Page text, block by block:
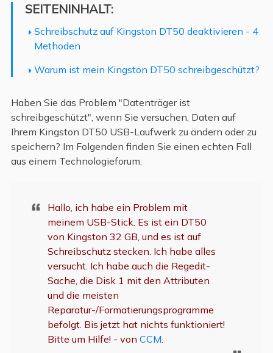
SEITENINHALT:
Schreibschutz auf Kingston DT50 deaktivieren - 4
Methoden
Warum ist mein Kingston DT50 schreibgeschützt?
Haben Sie das Problem "Datenträger ist
schreibgeschützt", wenn Sie versuchen, Daten auf
Ihrem Kingston DT50 USB-Laufwerk zu ändern oder zu
speichern? Im Folgenden finden Sie einen echten Fall
aus einem Technologieforum:
Hallo, ich habe ein Problem mit
meinem USB-Stick. Es ist ein DT50
von Kingston 32 GB, und es ist auf
Schreibschutz stecken. Ich habe alles
versucht. Ich habe auch die Regedit-
Sache, die Disk 1 mit den Attributen
und die meisten
Reparatur-/Formatierungsprogramme
befolgt. Bis jetzt hat nichts funktioniert!
Bitte um Hilfe! - von CCM.